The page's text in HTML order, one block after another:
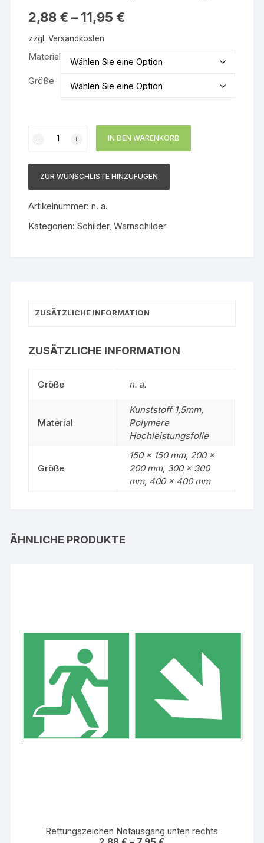
2,88 € – 11,95 €
zzgl.Versandkosten
Material
Größe
Biogefährdung
IN DEN WARENKORB
ZUR WUNSCHLISTE HINZUFÜGEN
Artikelnummer:n. a.
Kategorien:Schilder,Warnschilder
ZUSÄTZLICHE INFORMATION
ZUSÄTZLICHE INFORMATION
Größe n. a.
Material
Kunststoff 1,5mm,
Polymere
Hochleistungsfolie
Größe
150 x 150 mm, 200 x
200 mm, 300 x 300
mm, 400 x 400 mm
ÄHNLICHE PRODUKTE
Rettungszeichen Notausgang unten rechts